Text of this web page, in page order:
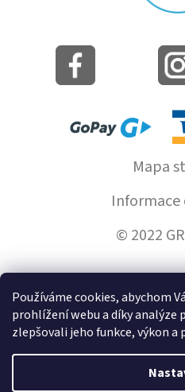
Používáme cookies, abychom
prohlížení webu a díky analýze
zlepšovali jeho funkce, výkon
Mapa
Informace
© 2022